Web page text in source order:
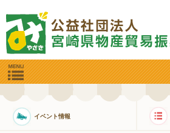
イベント情報